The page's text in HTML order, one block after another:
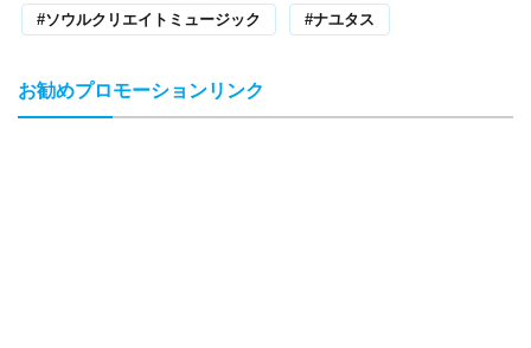
ソウルクリエイトミュージック ナユタス
お勧めプロモーションリンク